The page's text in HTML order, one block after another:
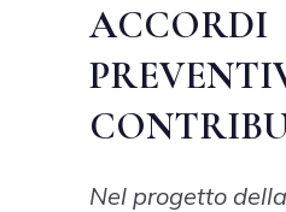
ACCORDI
Nel progetto